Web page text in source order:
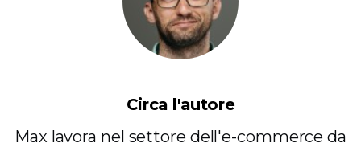
Circa l'autore
Max lavora nel settore dell'e-commerce da